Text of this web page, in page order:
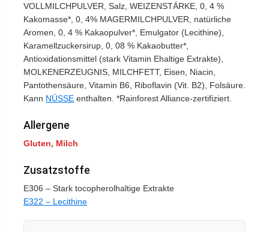
VOLLMILCHPULVER, Salz, WEIZENSTÄRKE, 0, 4 %
Kakomasse*, 0, 4% MAGERMILCHPULVER, natürliche
Aromen, 0, 4 % Kakaopulver*, Emulgator (Lecithine),
Karamellzuckersirup, 0, 08 % Kakaobutter*,
Antioxidationsmittel (stark Vitamin Ehaltige Extrakte),
MOLKENERZEUGNIS, MILCHFETT, Eisen, Niacin,
Pantothensäure, Vitamin B6, Riboflavin (Vit. B2), Folsäure.
Kann NÜSSE enthalten. *Rainforest Alliance-zertifiziert.
Allergene
Gluten, Milch
Zusatzstoffe
E306 – Stark tocopherolhaltige Extrakte
E322 – Lecithine